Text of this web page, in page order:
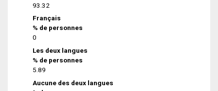
93.32
Français
% de personnes
0
Les deux langues
% de personnes
5.89
Aucune des deux langues